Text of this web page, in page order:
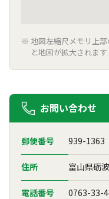
地図左縮尺メモリ上
と地図が拡大されます
お問い合わせ
郵便番号 939-1363
住所 富山県砺
電話番号 0763-33-